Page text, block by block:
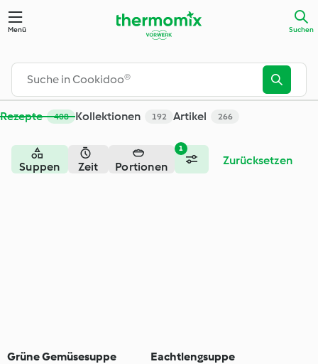
Menü Suchen
Rezepte 408 Kollektionen 192 Artikel 266
1
Suppen Zeit Portionen Zurücksetzen
Grüne Gemüsesuppe Eachtlengsuppe
Suche - Cookidoo® – das offizielle Thermomix®-Rezept-